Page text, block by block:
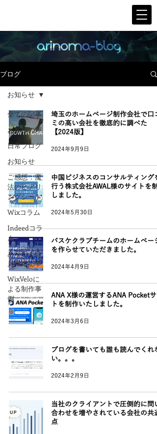
ブログ
全ての記事
お客様の声
日常ブログ
お知らせ
ご感想：魔
法のヒアリ
ングシート
Wixコラム
Indeedコラ
ム
ありのま会
員限定記事
WixVeloに
よる制作事
例
お知らせ
埼玉のホームページ制作会社で口コ
ミの高い会社を徹底的に調べた
【2024版】
2024年9月9日
中国ビジネスのコンサルティングを
行う株式会社AWAL様のサイトを制
しました。
2024年5月30日
バスケクラブチームのホームページ
を作らせていただきました。
2024年4月9日
ANA X様の運営するANA Pocketサ
トを制作いたしました。
2024年3月6日
ブログを書いても誰も読んでくれな
い。。。
2024年2月9日
当社のクライアントで圧倒的に問い
合わせを増やされている会社の共通
点